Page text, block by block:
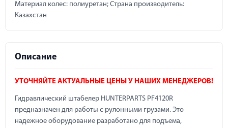
Материал колес: полиуретан; Страна производитель:
Казахстан
Описание
УТОЧНЯЙТЕ АКТУАЛЬНЫЕ ЦЕНЫ У НАШИХ МЕНЕДЖЕРОВ!
Гидравлический штабелер HUNTERPARTS PF4120R
предназначен для работы с рулонными грузами. Это
надежное оборудование разработано для подъема,